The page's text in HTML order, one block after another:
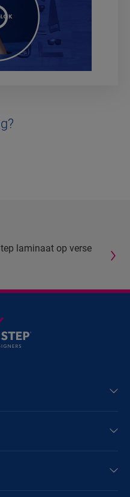
laminaat op verse